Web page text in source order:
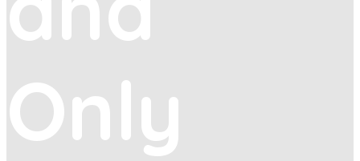
Only